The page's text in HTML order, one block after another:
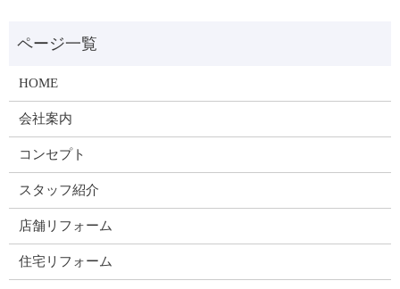
HOME
会社案内
コンセプト
スタッフ紹介
店舗リフォーム
住宅リフォーム